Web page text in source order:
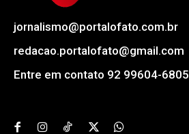
jornalismo@portalofato.com.br
redacao.portalofato@gmail.com
Entre em contato 92 99604-6805